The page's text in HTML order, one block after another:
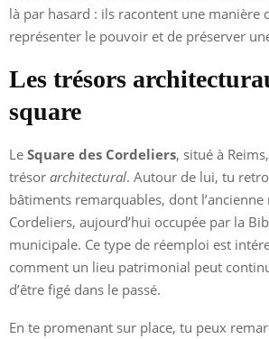
là par hasard : ils racontent une manière
représenter le pouvoir et de préserver
Les trésors
square
Le Square des Cordeliers, situé à
trésor architectural. Autour de lui, tu
bâtiments remarquables, dont l’ancienne
Cordeliers, aujourd’hui occupée par la
municipale. Ce type de réemploi est
comment un lieu patrimonial peut
d’être figé dans le passé.
En te promenant sur place, tu peux